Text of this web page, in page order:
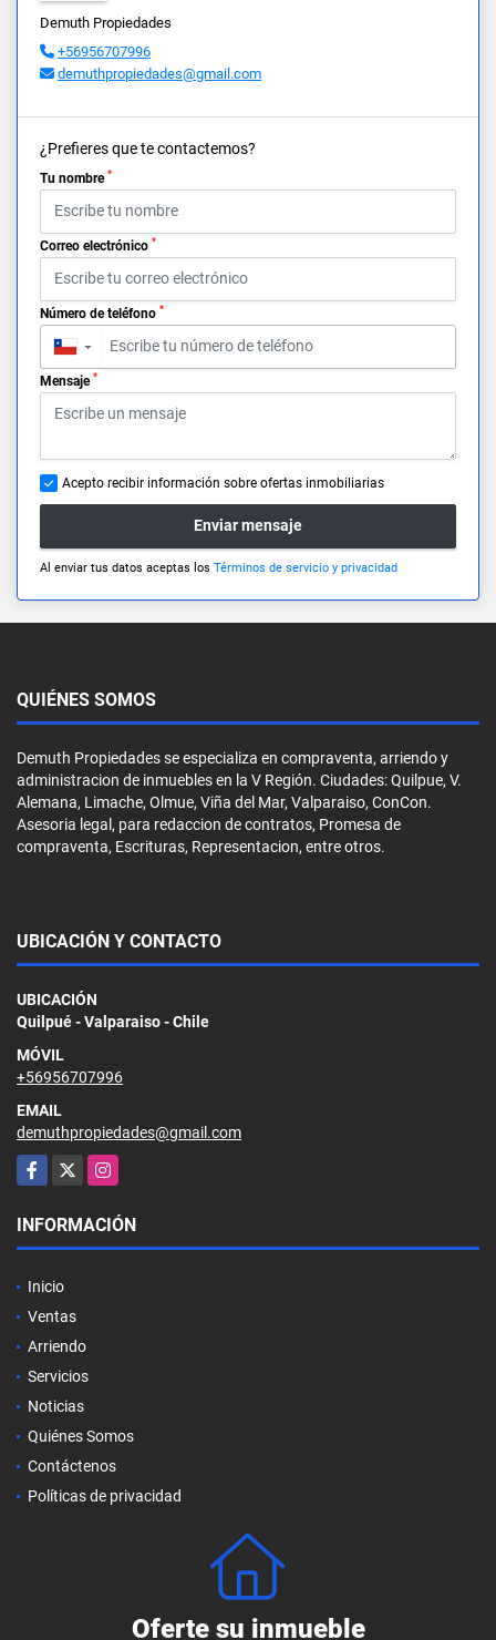
Demuth Propiedades
+56956707996
demuthpropiedades@gmail.com
¿Prefieres que te contactemos?
Tu nombre *
Correo electrónico *
Número de teléfono *
▼
Mensaje *
Acepto recibir información sobre ofertas inmobiliarias
Enviar mensaje
Al enviar tus datos aceptas los Términos de servicio y privacidad
QUIÉNES SOMOS
Demuth Propiedades se especializa en compraventa, arriendo y
administracion de inmuebles en la V Región. Ciudades: Quilpue, V.
Alemana, Limache, Olmue, Viña del Mar, Valparaiso, ConCon.
Asesoria legal, para redaccion de contratos, Promesa de
compraventa, Escrituras, Representacion, entre otros.
UBICACIÓN Y CONTACTO
UBICACIÓN
Quilpué - Valparaiso - Chile
MÓVIL
+56956707996
EMAIL
demuthpropiedades@gmail.com
Facebook
X Instagram
INFORMACIÓN
Inicio
Ventas
Arriendo
Servicios
Noticias
Quiénes Somos
Contáctenos
Políticas de privacidad
Oferte su inmueble